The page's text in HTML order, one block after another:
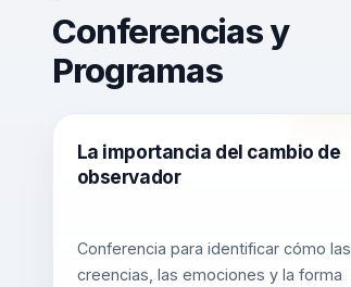
Conferencias y
Programas
La importancia del cambio de
observador
Conferencia para identificar cómo las
creencias, las emociones y la forma